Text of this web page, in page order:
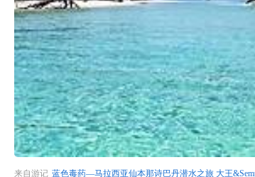
来自游记 蓝色毒药—马拉西亚仙本那诗巴丹潜水之旅 大王